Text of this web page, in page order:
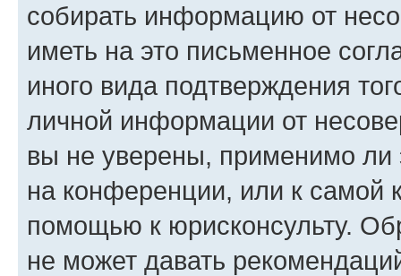
собирать информацию от
иметь на это письменное
иного вида подтверждения
личной информации от
вы не уверены, применимо ли
на конференции, или к самой
помощью к юрисконсульту.
не может давать